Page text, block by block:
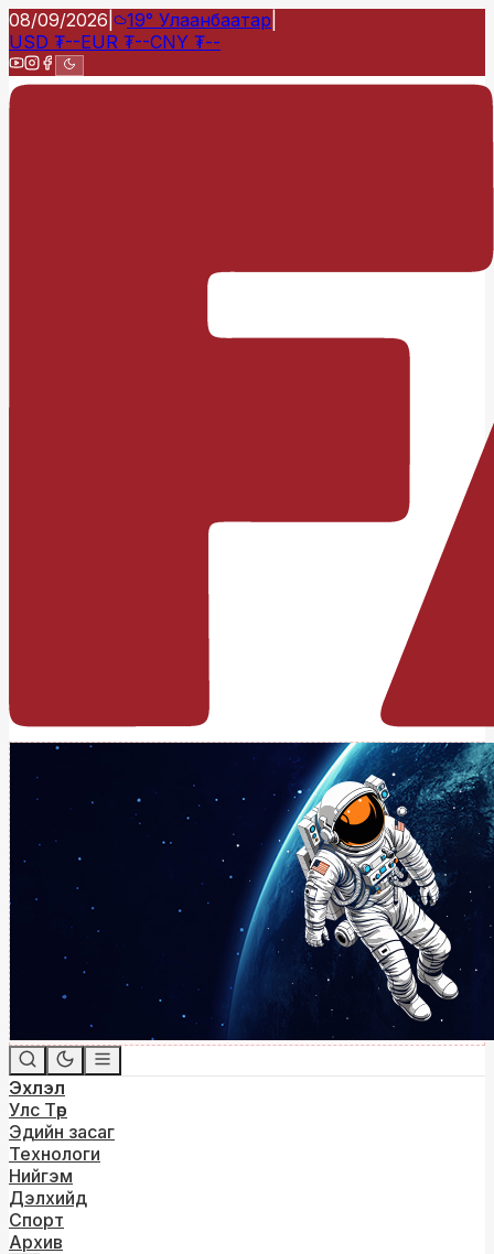
08/09/2026 19° Улаанбаатар
USD ₮--EUR ₮--CNY ₮--
Эхлэл
Улс Төр
Эдийн засаг
Технологи
Нийгэм
Дэлхийд
Спорт
Архив